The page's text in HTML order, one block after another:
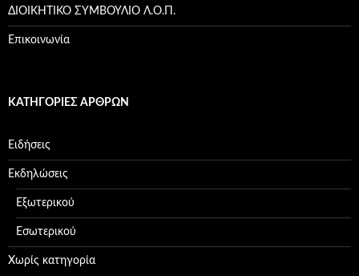
ΔΙΟΙΚΗΤΙΚΟ ΣΥΜΒΟΥΛΙΟ Λ.Ο.Π.
Επικοινωνία
ΚΑΤΗΓΟΡΊΕΣ ΆΡΘΡΩΝ
Ειδήσεις
Εκδηλώσεις
Εξωτερικού
Εσωτερικού
Χωρίς κατηγορία